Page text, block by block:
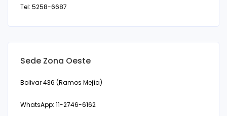
Tel: 5258-6687
Sede Zona Oeste
Bolivar 436 (Ramos Mejía)
WhatsApp: 11-2746-6162